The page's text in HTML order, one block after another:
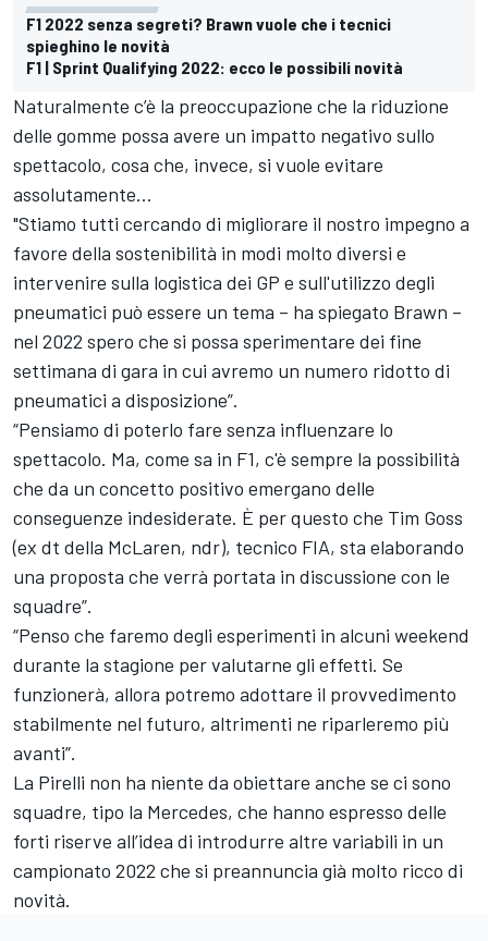
F1 2022 senza segreti? Brawn vuole che i tecnici
spieghino le novità
F1 | Sprint Qualifying 2022: ecco le possibili novità
Naturalmente c’è la preoccupazione che la riduzione
delle gomme possa avere un impatto negativo sullo
spettacolo, cosa che, invece, si vuole evitare
assolutamente…
"Stiamo tutti cercando di migliorare il nostro impegno a
favore della sostenibilità in modi molto diversi e
intervenire sulla logistica dei GP e sull'utilizzo degli
pneumatici può essere un tema – ha spiegato Brawn –
nel 2022 spero che si possa sperimentare dei fine
settimana di gara in cui avremo un numero ridotto di
pneumatici a disposizione”.
“Pensiamo di poterlo fare senza influenzare lo
spettacolo. Ma, come sa in F1, c'è sempre la possibilità
che da un concetto positivo emergano delle
conseguenze indesiderate. È per questo che Tim Goss
(ex dt della McLaren, ndr), tecnico FIA, sta elaborando
una proposta che verrà portata in discussione con le
squadre”.
“Penso che faremo degli esperimenti in alcuni weekend
durante la stagione per valutarne gli effetti. Se
funzionerà, allora potremo adottare il provvedimento
stabilmente nel futuro, altrimenti ne riparleremo più
avanti”.
La Pirelli non ha niente da obiettare anche se ci sono
squadre, tipo la Mercedes, che hanno espresso delle
forti riserve all’idea di introdurre altre variabili in un
campionato 2022 che si preannuncia già molto ricco di
novità.